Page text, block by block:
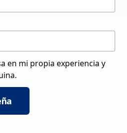
en mi propia experiencia y